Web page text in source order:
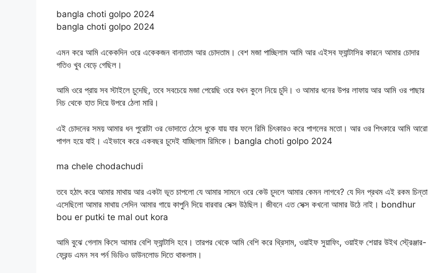
bangla choti golpo 2024
bangla choti golpo 2024
এমন করে আমি একেকদিন ওরে একেকজন বানাতাম আর চোদতাম। বেশ মজা পাচ্ছিলাম আমি আর এইসব ফ্যান্টাসির কারনে আমার চোদার
গতিও খুব বেড়ে গেছিল।
আমি ওরে প্রায় সব স্টাইলে চুদেছি, তবে সবচেয়ে মজা পেয়েছি ওরে যখন কুলে নিয়ে চুদি। ও আমার ধনের উপর লাফায় আর আমি ওর পাছার
নিচ থেকে হাত দিয়ে উপরে ঠেলা মারি।
এই চোদনের সময় আমার ধন পুরোটা ওর ভোদাতে ঠেসে ধুকে যায় যার ফলে রিমি চিৎকারও করে পাগলের মতো। আর ওর শিৎকারে আমি আরো
পাগল হয়ে যাই। এইভাবে করে একবছর চুদেই যাচ্ছিলাম রিমিকে। bangla choti golpo 2024
ma chele chodachudi
তবে হঠাৎ করে আমার মাথায় আর একটা ভূত চাপলো যে আমার সামনে ওরে কেউ চুদলে আমার কেমন লাগবে? যে দিন প্রথম এই রকম চিন্তা
এসেছিলো আমার মাথায় সেদিন আমার গায়ে কাপুনি দিয়ে বারবার সেক্স উঠছিল। জীবনে এত সেক্স কখনো আমার উঠে নাই। bondhur
bou er putki te mal out kora
আমি বুঝে গেলাম কিসে আমার বেশি ফ্যান্টাসি হবে। তারপর থেকে আমি বেশি করে থ্রিসাম, ওয়াইফ সুয়াফিং, ওয়াইফ শেয়ার উইথ স্ট্রেঞ্জার-
ফ্রেন্ড এমন সব পর্ন ভিডিও ডাউনলোড দিতে থাকলাম।